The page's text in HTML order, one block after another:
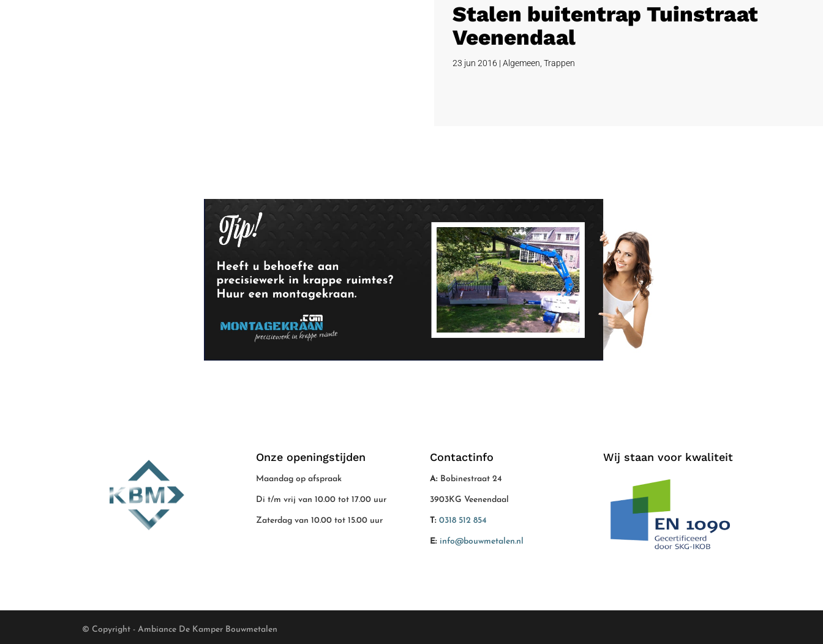
Stalen buitentrap Tuinstraat
Veenendaal
23 jun 2016 | Algemeen Trappen
Onze openingstijden
Maandag op afspraak
Di t/m vrij van 10.00 tot 17.00 uur
Zaterdag van 10.00 tot 15.00 uur
Contactinfo
A: Bobinestraat 24
3903KG Veenendaal
T: 0318 512 854
E: info@bouwmetalen.nl
Wij staan voor kwaliteit
© Copyright - Ambiance De Kamper Bouwmetalen